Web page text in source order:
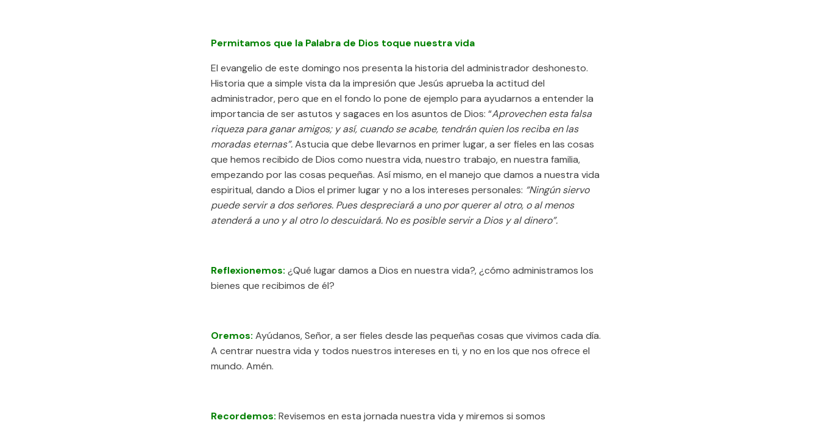
Permitamos que la Palabra de Dios toque nuestra vida
El evangelio de este domingo nos presenta la historia del administrador deshonesto.
Historia que a simple vista da la impresión que Jesús aprueba la actitud del
administrador, pero que en el fondo lo pone de ejemplo para ayudarnos a entender la
importancia de ser astutos y sagaces en los asuntos de Dios: “Aprovechen esta falsa
riqueza para ganar amigos; y así, cuando se acabe, tendrán quien los reciba en las
moradas eternas”.Astucia que debe llevarnos en primer lugar, a ser fieles en las cosas
que hemos recibido de Dios como nuestra vida, nuestro trabajo, en nuestra familia,
empezando por las cosas pequeñas. Así mismo, en el manejo que damos a nuestra vida
espiritual, dando a Dios el primer lugar y no a los intereses personales: “Ningún siervo
puede servir a dos señores. Pues despreciará a uno por querer al otro, o al menos
atenderá a uno y al otro lo descuidará. No es posible servir a Dios y al dinero”.
Reflexionemos: ¿Qué lugar damos a Dios en nuestra vida?, ¿cómo administramos los
bienes que recibimos de él?
Oremos: Ayúdanos, Señor, a ser fieles desde las pequeñas cosas que vivimos cada día.
A centrar nuestra vida y todos nuestros intereses en ti, y no en los que nos ofrece el
mundo. Amén.
Recordemos: Revisemos en esta jornada nuestra vida y miremos si somos